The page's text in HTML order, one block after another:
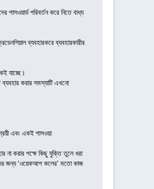
পাসওয়ার্ড পরিবর্তন করে নিতে বাধ্য
ব্যবহারকরে ব্যবহারকারীর
যাচ্ছে।
ব্যবহার করার সমস্যাটি এখনো
এবং একই পাসওয়া
না করার পক্ষে কিছু যুক্তি তুলে ধরা
জন্য ‘ওয়েকআপ কলের’ মতো কাজ